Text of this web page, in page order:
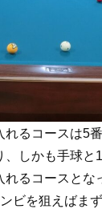
るコースは5
しかも手球と
るコースとな
ビを狙えばま